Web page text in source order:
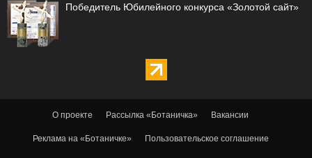
Победитель Юбилейного конкурса «Золотой сайт»
О проекте Рассылка «Ботаничка» Вакансии
Реклама на «Ботаничке» Пользовательское соглашение